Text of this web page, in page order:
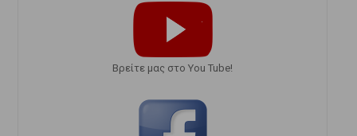
Bρείτε μας στο You Tube!